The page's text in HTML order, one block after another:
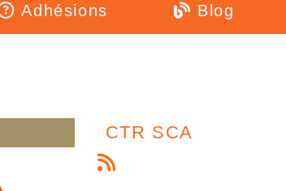
Adhésions Blog
CTR SCA